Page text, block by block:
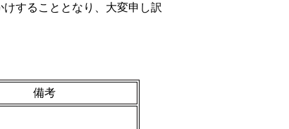
することとなり、大変申し訳
備考